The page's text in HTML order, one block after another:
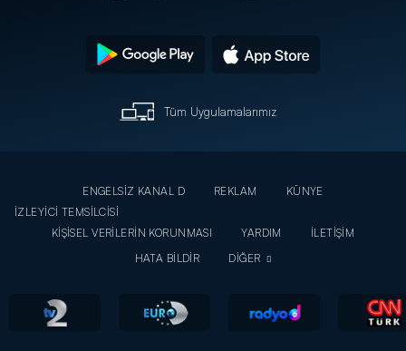
Tüm Uygulamalarımız
ENGELSİZ KANAL D REKLAM
KÜNYE
İZLEYİCİ TEMSİLCİSİ
KİŞİSEL VERİLERİN KORUNMASI
YARDIM
İLETİŞİM
HATA BİLDİR
DİĞER